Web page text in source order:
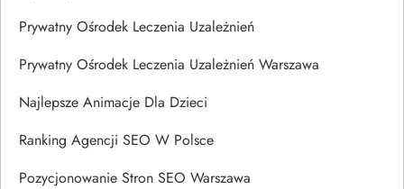
Prywatny Ośrodek Leczenia Uzależnień
Prywatny Ośrodek Leczenia Uzależnień Warszawa
Najlepsze Animacje Dla Dzieci
Ranking Agencji SEO W Polsce
Pozycjonowanie Stron SEO Warszawa